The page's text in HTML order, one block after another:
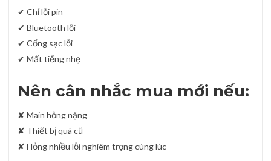
✔ Chỉ lỗi pin
✔ Bluetooth lỗi
✔ Cổng sạc lỗi
✔ Mất tiếng nhẹ
Nên cân nhắc mua mới nếu:
✘ Main hỏng nặng
✘ Thiết bị quá cũ
✘ Hỏng nhiều lỗi nghiêm trọng cùng lúc